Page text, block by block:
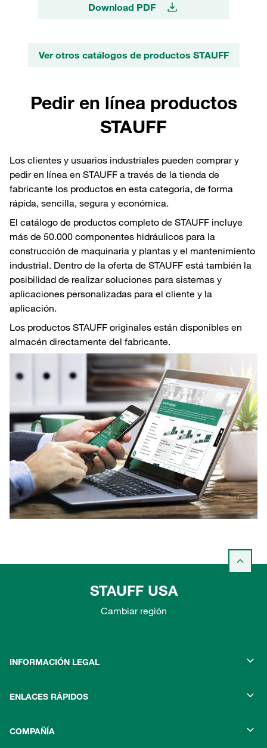
Download PDF
Ver otros catálogos de productos STAUFF
Pedir en línea productos
STAUFF
Los clientes y usuarios industriales pueden comprar y
pedir en línea en STAUFF a través de la tienda de
fabricante los productos en esta categoría, de forma
rápida, sencilla, segura y económica.
El catálogo de productos completo de STAUFF incluye
más de 50.000 componentes hidráulicos para la
construcción de maquinaria y plantas y el mantenimiento
industrial. Dentro de la oferta de STAUFF está también la
posibilidad de realizar soluciones para sistemas y
aplicaciones personalizadas para el cliente y la
aplicación.
Los productos STAUFF originales están disponibles en
almacén directamente del fabricante.
STAUFF USA
Cambiar región
INFORMACIÓN LEGAL
ENLACES RÁPIDOS
COMPAÑÍA